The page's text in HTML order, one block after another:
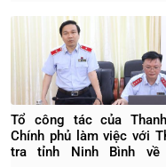
Tổ công tác của
Chính phủ làm việc với
tra tỉnh Ninh Bình về